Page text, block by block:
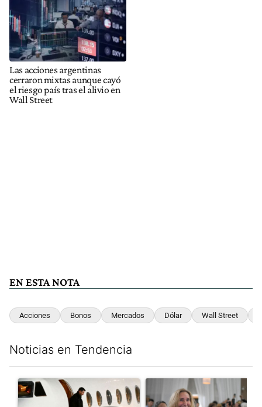
Las acciones argentinas
cerraron mixtas aunque cayó
el riesgo país tras el alivio en
Wall Street
EN ESTA NOTA
Acciones Bonos Mercados Dólar Wall Street
Noticias en Tendencia
Un artículo de tendencia con el título "Lionel Messi llegó a
Un artículo de tendencia